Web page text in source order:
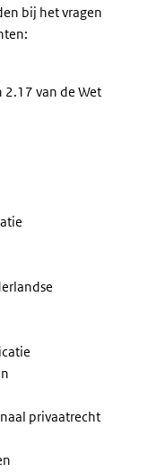
bij het vragen
2.17 van de Wet
privaatrecht